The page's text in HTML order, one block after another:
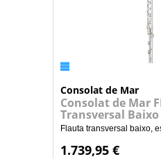
Consolat de Mar
Consolat de Mar
Transversal Baixo
Flauta transversal baixo,
1.739,95 €